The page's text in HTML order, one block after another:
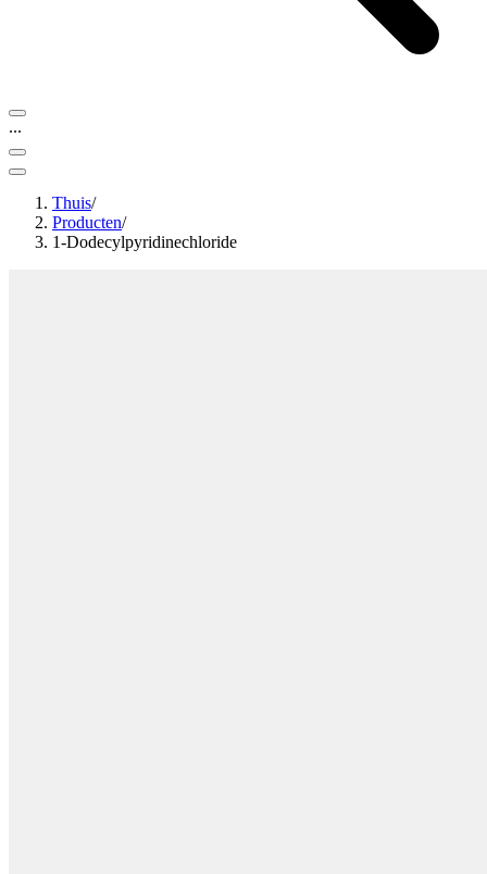
...
Thuis/
Producten/
1-Dodecylpyridinechloride